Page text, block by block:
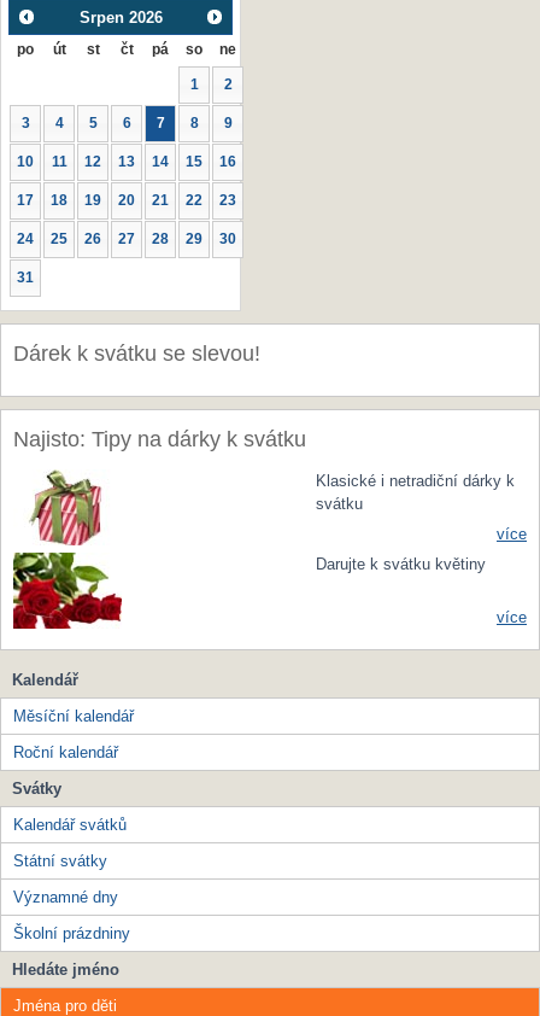
Srpen 2026
po út st čt pá so ne
1 2
3 4 5 6 7 8 9
10 11 12 13 14 15 16
17 18 19 20 21 22 23
24 25 26 27 28 29 30
31
Dárek k svátku se slevou!
Najisto: Tipy na dárky k svátku
Klasické i netradiční dárky k
svátku
více
Darujte k svátku květiny
více
Kalendář
Měsíční kalendář
Roční kalendář
Svátky
Kalendář svátků
Státní svátky
Významné dny
Školní prázdniny
Hledáte jméno
Jména pro děti